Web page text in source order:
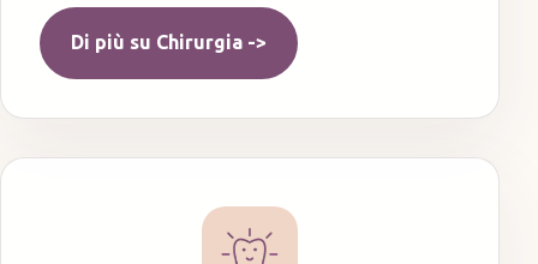
Di più su Chirurgia ->